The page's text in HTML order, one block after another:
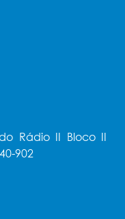
Rádio II Bloco II
902